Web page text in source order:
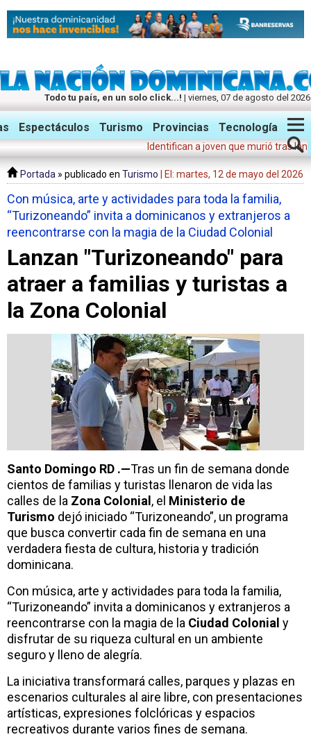
Todo tu país, en un solo click...! | viernes, 07 de agosto del 2026
Twitter Facebook Instagram
Espectáculos Turismo Provincias Tecnología
Identifican a joven que murió tras
Portada » publicado en Turismo | El: martes, 12 de mayo del 2026
Con música, arte y actividades para toda la familia,
“Turizoneando” invita a dominicanos y extranjeros a
reencontrarse con la magia de la Ciudad Colonial
Lanzan "Turizoneando" para
atraer a familias y turistas a
la Zona Colonial
Santo Domingo RD .—Tras un fin de semana donde
cientos de familias y turistas llenaron de vida las
calles de la Zona Colonial, el Ministerio de
Turismo dejó iniciado “Turizoneando”, un programa
que busca convertir cada fin de semana en una
verdadera fiesta de cultura, historia y tradición
dominicana.
Con música, arte y actividades para toda la familia,
“Turizoneando” invita a dominicanos y extranjeros a
reencontrarse con la magia de la Ciudad Colonial y
disfrutar de su riqueza cultural en un ambiente
seguro y lleno de alegría.
La iniciativa transformará calles, parques y plazas en
escenarios culturales al aire libre, con presentaciones
artísticas, expresiones folclóricas y espacios
recreativos durante varios fines de semana.